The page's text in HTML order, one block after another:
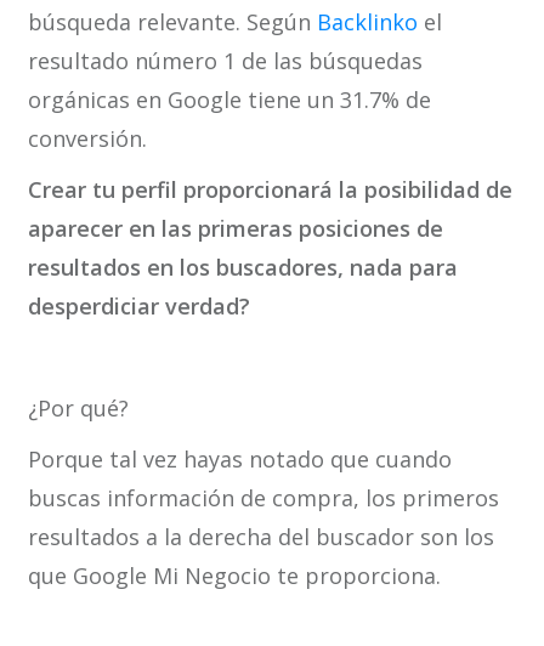
búsqueda relevante. Según Backlinko el
resultado número 1 de las búsquedas
orgánicas en Google tiene un 31.7% de
conversión.
Crear tu perfil proporcionará la posibilidad de
aparecer en las primeras posiciones de
resultados en los buscadores, nada para
desperdiciar verdad?
¿Por qué?
Porque tal vez hayas notado que cuando
buscas información de compra, los primeros
resultados a la derecha del buscador son los
que Google Mi Negocio te proporciona.